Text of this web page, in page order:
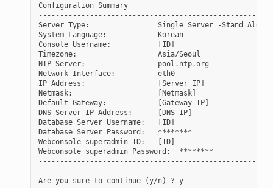
Configuration Summary
Server Type:                Single Server -Stand Alone
System Language:            Korean
Console Username:           [ID]
Timezone:                   Asia/Seoul
NTP Server:                 pool.ntp.org
Network Interface:          eth0
IP Address:                 [Server IP]
Netmask:                    [Netmask]
Default Gateway:            [Gateway IP]
DNS Server IP Address:      [DNS IP]
Database Server Username:   [ID]
Database Server Password:   ********
Webconsole superadmin ID:   [ID]
Webconsole superadmin Password:  ********
Are you sure to continue (y/n) ? y